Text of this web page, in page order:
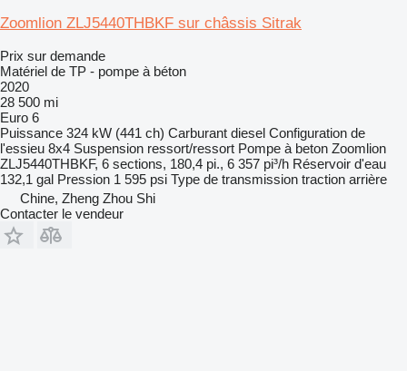
Zoomlion ZLJ5440THBKF sur châssis Sitrak
Prix sur demande
Matériel de TP - pompe à béton
2020
28 500 mi
Euro 6
Puissance 324 kW (441 ch) Carburant diesel Configuration de
l'essieu 8x4 Suspension ressort/ressort Pompe à beton Zoomlion
ZLJ5440THBKF, 6 sections, 180,4 pi., 6 357 pi³/h Réservoir d'eau
132,1 gal Pression 1 595 psi Type de transmission traction arrière
Chine, Zheng Zhou Shi
Contacter le vendeur